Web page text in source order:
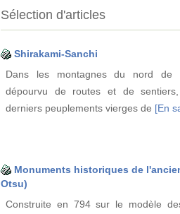
Sélection d'articles
Shirakami-Sanchi
Dans les montagnes du nord de
dépourvu de routes et de
derniers peuplements vierges de [En
Monuments historiques de
Otsu)
Construite en 794 sur le modèle